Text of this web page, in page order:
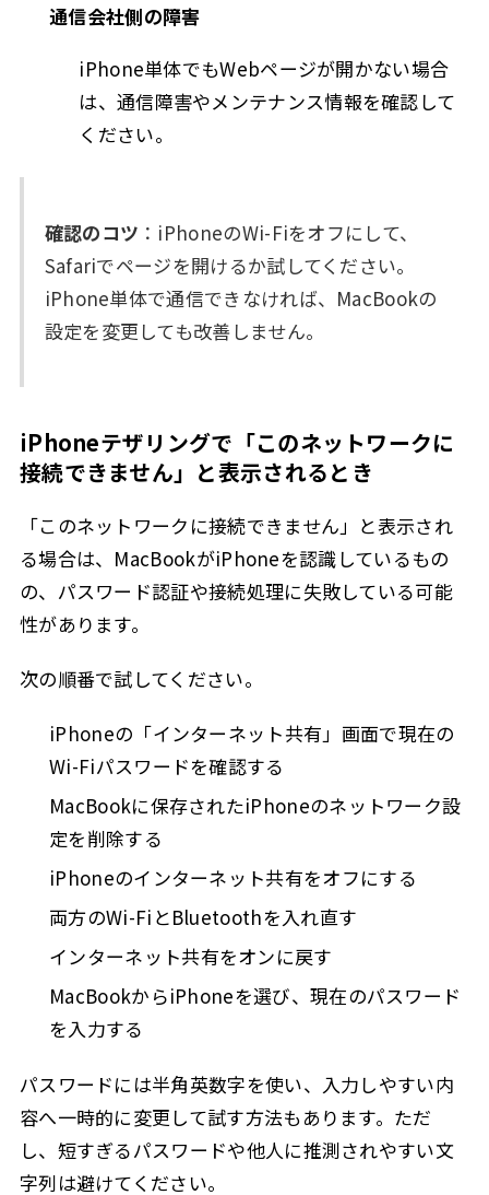
通信会社側の障害
iPhone単体でもWebページが開かない場合
は、通信障害やメンテナンス情報を確認して
ください。
確認のコツ ：iPhoneのWi-Fiをオフにして、
Safariでページを開けるか試してください。
iPhone単体で通信できなければ、MacBookの
設定を変更しても改善しません。
iPhoneテザリングで「このネットワークに
接続できません」と表示されるとき
「このネットワークに接続できません」と表示され
る場合は、MacBookがiPhoneを認識しているもの
の、パスワード認証や接続処理に失敗している可能
性があります。
次の順番で試してください。
iPhoneの「インターネット共有」画面で現在の
Wi-Fiパスワードを確認する
MacBookに保存されたiPhoneのネットワーク設
定を削除する
iPhoneのインターネット共有をオフにする
両方のWi-FiとBluetoothを入れ直す
インターネット共有をオンに戻す
MacBookからiPhoneを選び、現在のパスワード
を入力する
パスワードには半角英数字を使い、入力しやすい内
容へ一時的に変更して試す方法もあります。ただ
し、短すぎるパスワードや他人に推測されやすい文
字列は避けてください。